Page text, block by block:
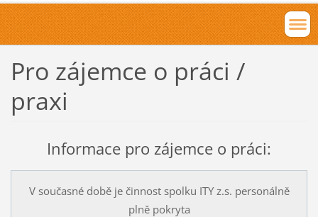
Pro zájemce o práci /
praxi
Informace pro zájemce o práci:
V současné době je činnost spolku ITY z.s. personálně
plně pokryta